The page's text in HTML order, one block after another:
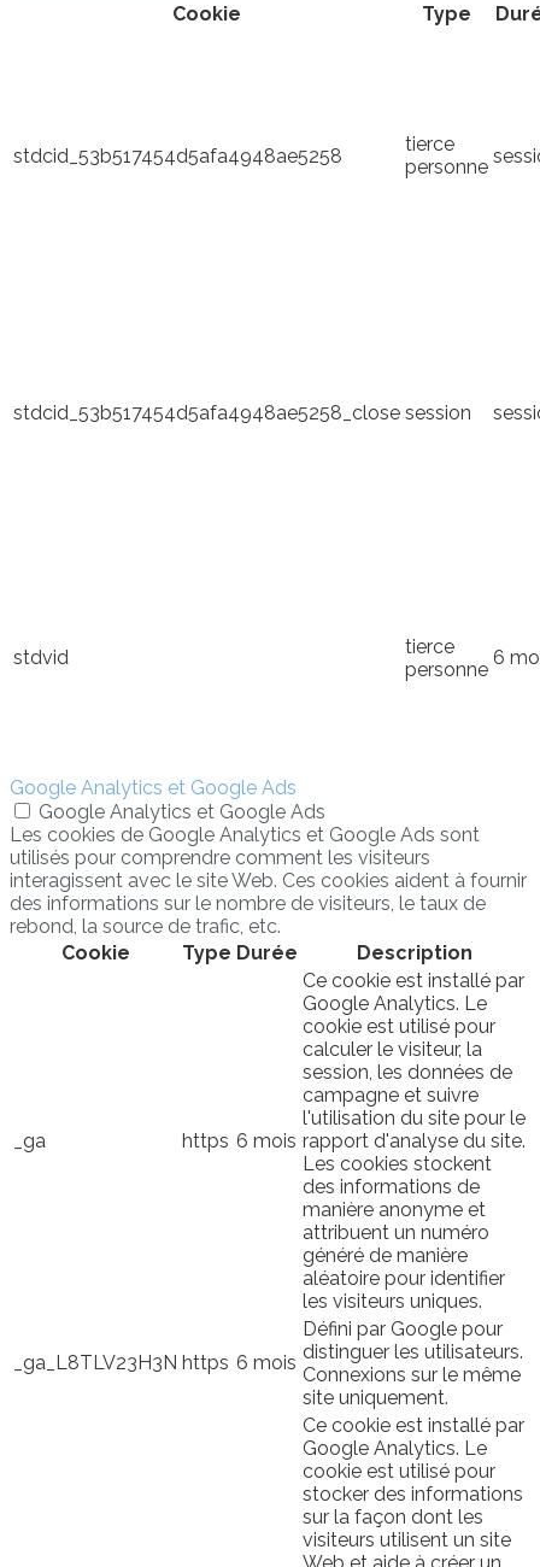
Cookie
Type
stdcid_53b517454d5afa4948ae5258
tierce
personne
stdcid_53b517454d5afa4948ae5258_close session
stdvid
tierce
personne
6
Google Analytics et Google Ads
Google Analytics et Google Ads
Les cookies de Google Analytics et Google Ads sont
utilisés pour comprendre comment les visiteurs
interagissent avec le site Web. Ces cookies aident à fournir
des informations sur le nombre de visiteurs, le taux de
rebond, la source de trafic, etc.
Cookie
Type Durée Description
_ga https 6 mois
Ce cookie est installé par
Google Analytics. Le
cookie est utilisé pour
calculer le visiteur, la
session, les données de
campagne et suivre
l'utilisation du site pour le
rapport d'analyse du site.
Les cookies stockent
des informations de
manière anonyme et
attribuent un numéro
généré de manière
aléatoire pour identifier
les visiteurs uniques.
_ga_L8TLV23H3N https 6 mois
Défini par Google pour
distinguer les utilisateurs.
Connexions sur le même
site uniquement.
Ce cookie est installé par
Google Analytics. Le
cookie est utilisé pour
stocker des informations
sur la façon dont les
visiteurs utilisent un site